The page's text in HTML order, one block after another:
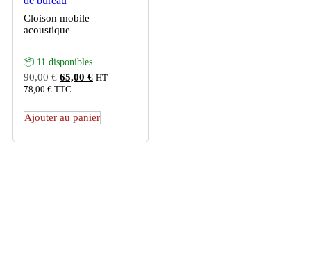
Cloison mobile
acoustique
📦 11 disponibles
90,00€ 65,00 € HT
78,00 € TTC
Ajouter au panier